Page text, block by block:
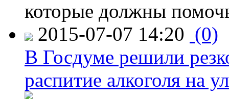
которые должны
2015-07-07 14:20 (0)
В Госдуме решили
распитие алкоголя на